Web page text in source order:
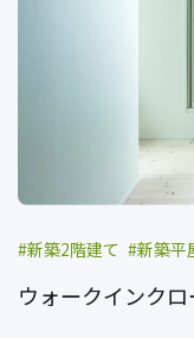
新築2階建て 新築平
ウォークインク